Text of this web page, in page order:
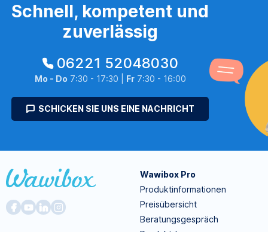
Schnell, kompetent und
zuverlässig
06221 52048030
Mo - Do 7:30 - 17:30 | Fr7:30 - 16:00
SCHICKEN SIE UNS EINE NACHRICHT
Wawibox Pro
Produktinformationen
Preisübersicht
Beratungsgespräch